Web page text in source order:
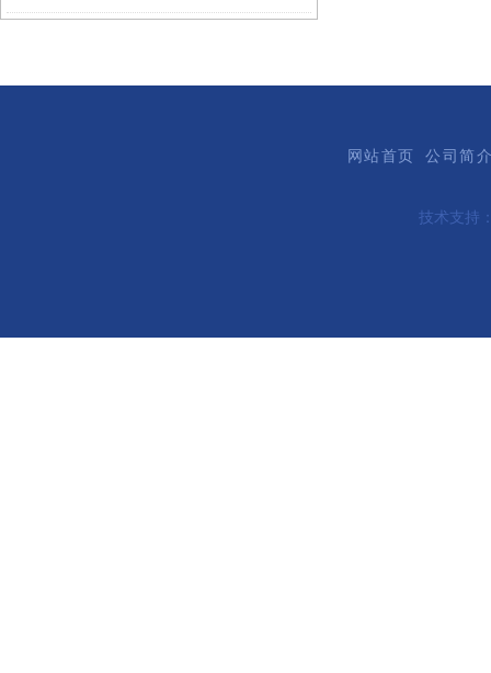
网站首页 公司简
技术支持